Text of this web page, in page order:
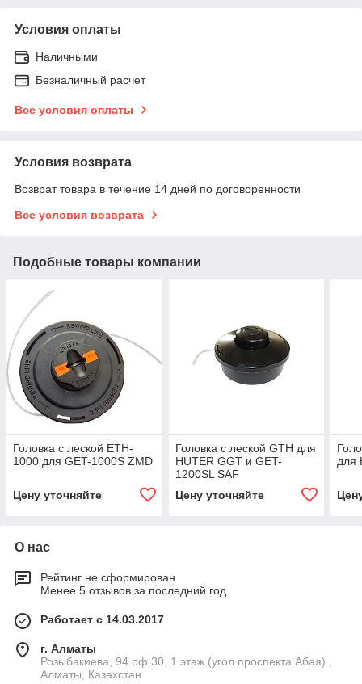
Условия оплаты
Наличными
Безналичный расчет
Все условия оплаты
Условия возврата
Возврат товара в течение 14 дней по договоренности
Все условия возврата
Подобные товары компании
Головка с леской ETH-
1000 для GET-1000S ZMD
Цену уточняйте
Головка с леской GTH для
HUTER GGT и GET-
1200SL SAF
Цену уточняйте
для
О нас
Рейтинг не сформирован
Менее 5 отзывов за последний год
Работает с 14.03.2017
г. Алматы
Розыбакиева, 94 оф.30, 1 этаж (угол проспекта Абая) ,
Алматы, Казахстан